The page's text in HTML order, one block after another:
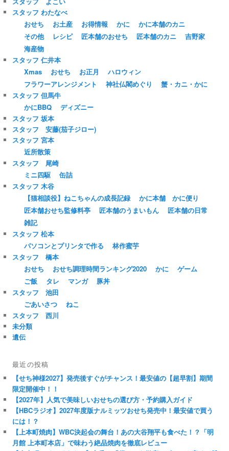
スタッフ わたなべ
おせち
お土産 お得情報 かに
かに本舗のカニ
その他
レシピ 匠本舗のおせち 匠本舗のカニ
吉野家
海産物
スタッフ 仁井本
Xmas
おせち お正月
ハロウィン
フラワーアレンジメント
神社仏閣めぐり
蟹・カニ・かに
スタッフ 但馬牛
かにBBQ
ディズニー
スタッフ 坂本
スタッフ 安藤(茄子ジロー)
スタッフ 宮本
近所散策
スタッフ 尾崎
ミニ四駆
缶詰
スタッフ 木谷
【猫相談役】ねこちゃんの成長記録
かに本舗 かに便り
匠本舗おせち監修料亭
匠本舗のうまいもん
匠本舗の日常
雑記
スタッフ 松本
パソコンとプリンタで作る
林作蜜芋
スタッフ 橋本
おせち
おせち調理時間ランキング2020 かに
ゲーム
ご飯
タレ マンガ
豚丼
スタッフ 池田
ごあいさつ
ねこ
スタッフ 西川
未分類
遺伝
最近の投稿
【せち神様2027】発売後すぐがチャンス！最安値の【超早割】期間
限定開催中！！
【2027年】人気で美味しいおせちの選び方・予約購入ガイド
【HBCラジオ】2027年度版ナルミッツおせち発売中！最安値で買う
には！？
【上本町焼肉】WBC決起会の舞台！あの大谷翔平も食べた！？「明
月館 上本町本店」で味わう絶品焼肉を徹底レビュー